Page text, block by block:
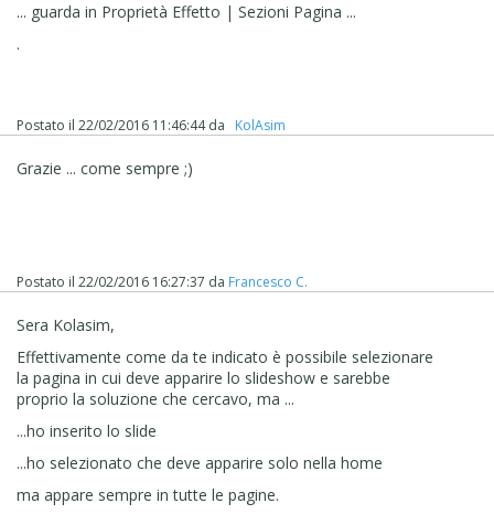
... guarda in Proprietà Effetto | Sezioni Pagina ...
.
Postato il 22/02/2016 11:46:44da ‪ KolAsim ‪ ‪
Grazie ... come sempre ;)
Postato il 22/02/2016 16:27:37 da Francesco C.
Sera Kolasim,
Effettivamente come da te indicato è possibile selezionare
la pagina in cui deve apparire lo slideshow e sarebbe
proprio la soluzione che cercavo, ma ...
...ho inserito lo slide
...ho selezionato che deve apparire solo nella home
ma appare sempre in tutte le pagine.